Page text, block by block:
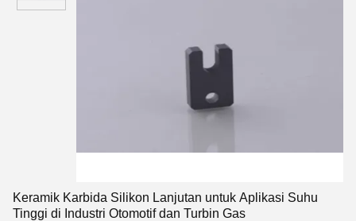
Keramik Karbida Silikon Lanjutan untuk Aplikasi Suhu
Tinggi di Industri Otomotif dan Turbin Gas